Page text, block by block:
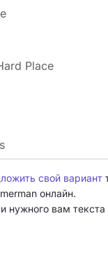
Place
свой вариант
онлайн.
нужного вам